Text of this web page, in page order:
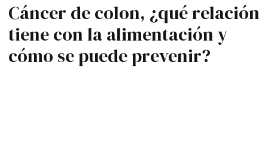
Cáncer de colon, ¿qué relación
tiene con la alimentación y
cómo se puede prevenir?